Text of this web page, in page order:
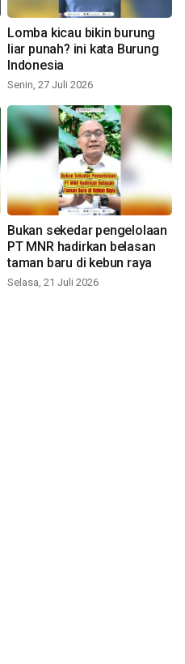
Lomba kicau bikin burung
liar punah? ini kata Burung
Indonesia
Senin, 27 Juli 2026
Bukan sekedar pengelolaan
PT MNR hadirkan belasan
taman baru di kebun raya
Selasa, 21 Juli 2026